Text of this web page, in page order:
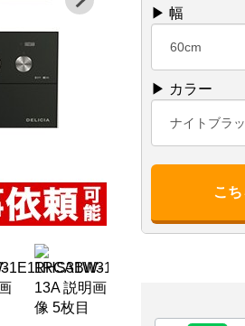
▶ 幅
60cm
▶ カラー
ナイトブラ
こ